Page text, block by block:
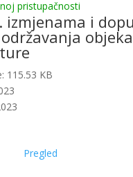
pristupačnosti
izmjenama i
115.53 KB
Pregled